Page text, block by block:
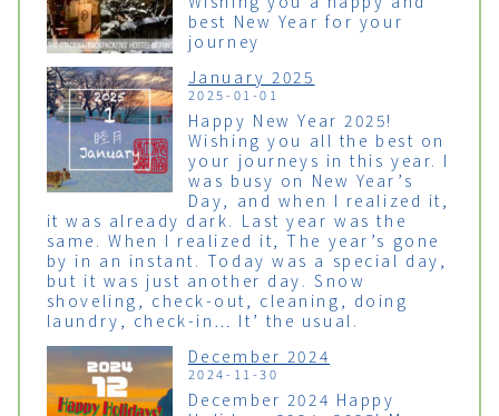
best New Year for your
journey
January 2025
2025-01-01
Happy New Year 2025!
Wishing you all the best on
your journeys in this year. I
was busy on New Year’s
Day, and when I realized it,
it was already dark. Last year was the
same. When I realized it, The year’s gone
by in an instant. Today was a special day,
but it was just another day. Snow
shoveling, check-out, cleaning, doing
laundry, check-in… It’ the usual.
December 2024
2024-11-30
December 2024 Happy